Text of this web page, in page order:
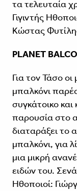
τα τελευταία
Γιγιντής
Κώστας
PLANET
Για τον Τάσο
μπαλκόνι
συγκάτοικο
παρουσία στο
διαταράξει το
μπαλκόνι, για
μια μικρή
ειδών του.
Ηθοποιοί: